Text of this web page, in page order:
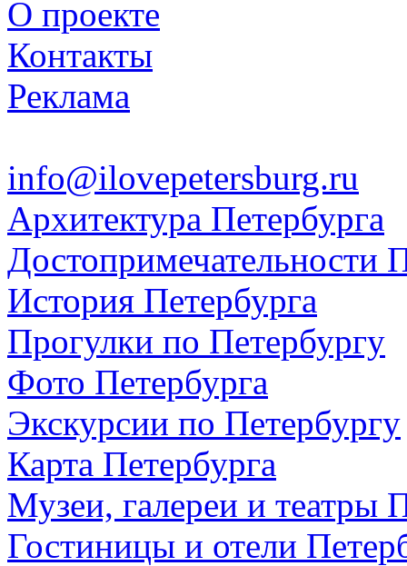
О проекте
Контакты
Реклама
info@ilovepetersburg.ru
Архитектура Петербурга
Достопримечательности
История Петербурга
Прогулки по Петербургу
Фото Петербурга
Экскурсии по Петербургу
Карта Петербурга
Музеи, галереи и театры
Гостиницы и отели